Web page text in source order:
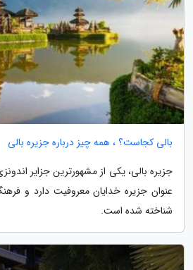
بالی کجاست؟ ، همه چیز درباره جزیره بالی
جزیره بالی، یکی از مشهورترین جزایر
عنوان جزیره خدایان معروفیت دارد و
شناخته شده است.